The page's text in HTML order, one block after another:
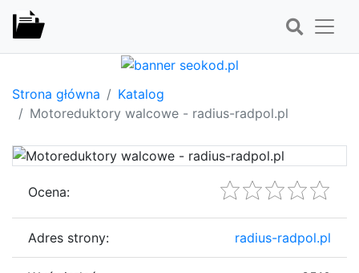
Strona główna
Katalog
Motoreduktory walcowe - radius-radpol.pl
Ocena:
Adres strony: radius-radpol.pl